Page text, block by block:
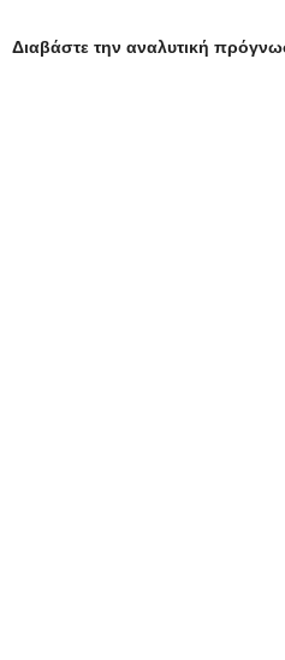
Διαβάστε την αναλυτική